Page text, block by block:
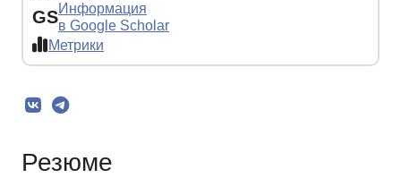
GSИнформация
в Google Scholar
Метрики
Резюме